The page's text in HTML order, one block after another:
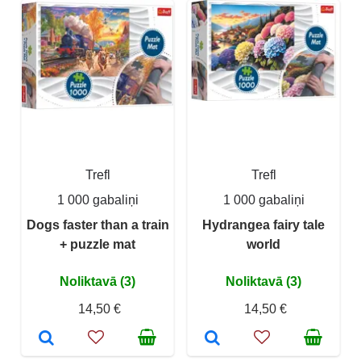
Trefl
1 000 gabaliņi
Dogs faster than a train
+ puzzle mat
Noliktavā (3)
14,50 €
Trefl
1 000 gabaliņi
Hydrangea fairy tale
world
Noliktavā (3)
14,50 €